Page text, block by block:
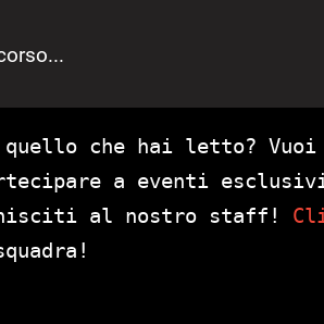
che hai letto?
a eventi
al nostro staff!